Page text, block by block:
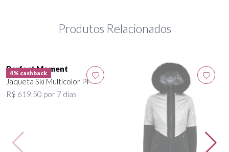
Produtos Relacionados
4% cashback
Perfect Moment
Jaqueta Ski Multicolor PP
R$ 619,50 por 7 dias